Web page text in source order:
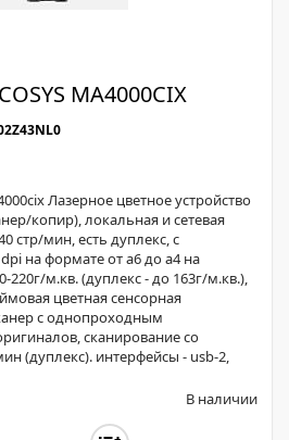
MA4000CIX
Лазерное цветное устройство
копир), локальная и сетевая
стр/мин, есть дуплекс, с
на формате от а6 до а4 на
220г/м.кв. (дуплекс - до 163г/м.кв.),
цветная сенсорная
с однопроходным
сканирование со
(дуплекс). интерфейсы - usb-2,
В наличии